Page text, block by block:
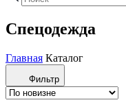
Спецодежда
Главная Каталог
Фильтр